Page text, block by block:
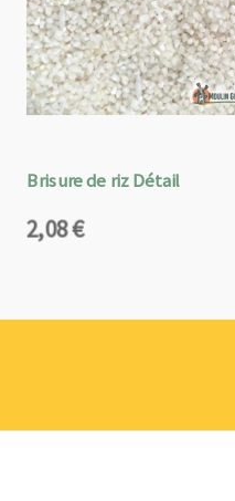
Brisure de riz Détail
2,08€